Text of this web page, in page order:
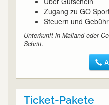
Zugang zu GO
Steuern und
Unterkunft in Mailand oder
Schritt.
Ticket-Pakete